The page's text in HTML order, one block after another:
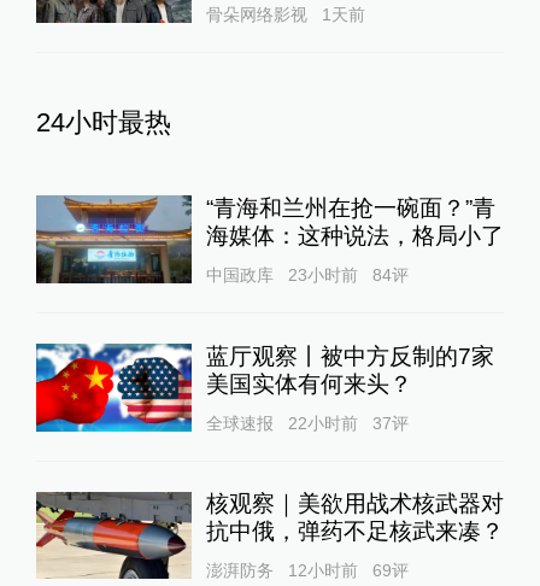
骨朵网络影视 1天前
24小时最热
“青海和兰州在抢一碗面？”青
海媒体：这种说法，格局小了
中国政库 23小时前 84评
蓝厅观察丨被中方反制的7家
美国实体有何来头？
全球速报 22小时前 37评
核观察｜美欲用战术核武器对
抗中俄，弹药不足核武来凑？
澎湃防务 12小时前 69评